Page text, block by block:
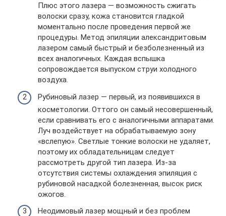
Плюс этого лазера — возможность сжигать
волоски сразу, кожа становится гладкой
моментально после проведения первой же
процедуры. Метод эпиляции александритовым
лазером самый быстрый и безболезненный из
всех аналогичных. Каждая вспышка
сопровождается выпуском струи холодного
воздуха.
Рубиновый лазер — первый, из появившихся в
косметологии. Оттого он самый несовершенный,
если сравнивать его с аналогичными аппаратами.
Луч воздействует на обрабатываемую зону
«вслепую». Светлые тонкие волоски не удаляет,
поэтому их обладательницам следует
рассмотреть другой тип лазера. Из-за
отсутствия системы охлаждения эпиляция с
рубиновой насадкой болезненная, высок риск
ожогов.
Неодимовый лазер мощный и без проблем